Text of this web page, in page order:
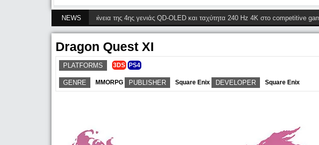
NEWS
φέρνει την ευκρίνεια της 4ης γενιάς QD-OLED και ταχύτητα 240 Hz 4K στο competitive gaming
Dragon Quest XI
PLATFORMS 3DS PS4
GENRE MMORPG PUBLISHER Square Enix DEVELOPER Square Enix